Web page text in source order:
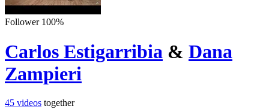
Follower 100%
Carlos Estigarribia & Dana
Zampieri
45 videos together